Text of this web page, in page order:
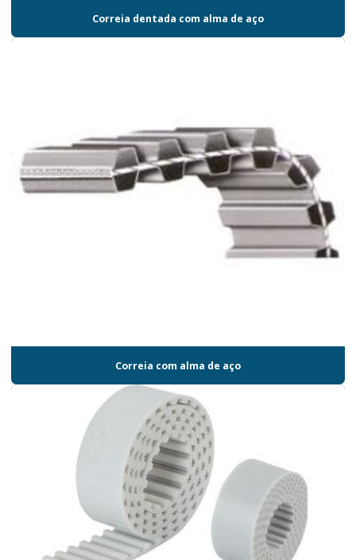
Correia dentada com alma de aço
Correia com alma de aço